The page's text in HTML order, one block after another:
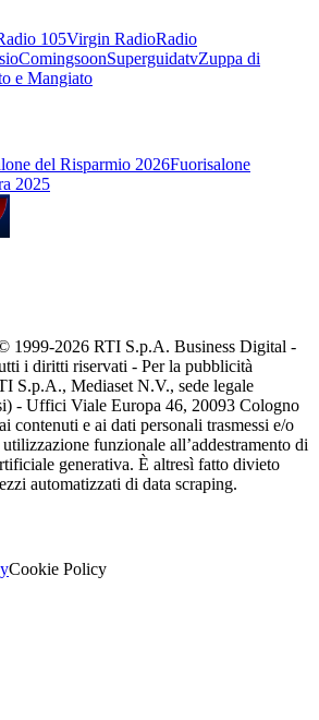
105Virgin RadioRadio
ComingsoonSuperguidatvZuppa di
e Mangiato
del Risparmio 2026Fuorisalone
2025
1999-2026 RTI S.p.A. Business Digital -
i diritti riservati - Per la pubblicità
S.p.A., Mediaset N.V., sede legale
- Uffici Viale Europa 46, 20093 Cologno
contenuti e ai dati personali trasmessi e/o
funzionale all’addestramento di
generativa. È altresì fatto divieto
automatizzati di data scraping.
Cookie Policy